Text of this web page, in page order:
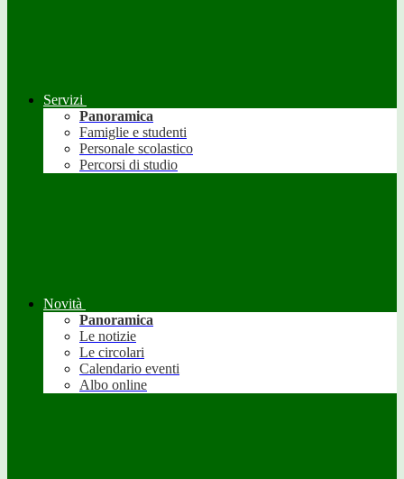
Servizi
Panoramica
Famiglie e studenti
Personale scolastico
Percorsi di studio
Novità
Panoramica
Le notizie
Le circolari
Calendario eventi
Albo online